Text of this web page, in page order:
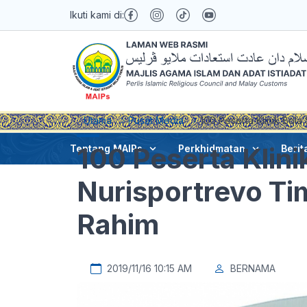
Ikuti kami di:
Tentang MAIPs Perkhidmatan
Utama Pusat Media 100 Peserta Klinik
100 Peserta
Nurisportrevo
Rahim
2019/11/16 10:15 AM BERNAMA